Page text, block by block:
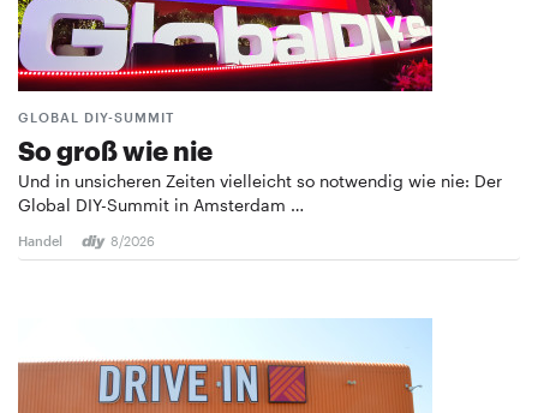
GLOBAL DIY-SUMMIT
So groß wie nie
Und in unsicheren Zeiten vielleicht so notwendig wie nie: Der
Global DIY-Summit in Amsterdam …
Handel 8/2026